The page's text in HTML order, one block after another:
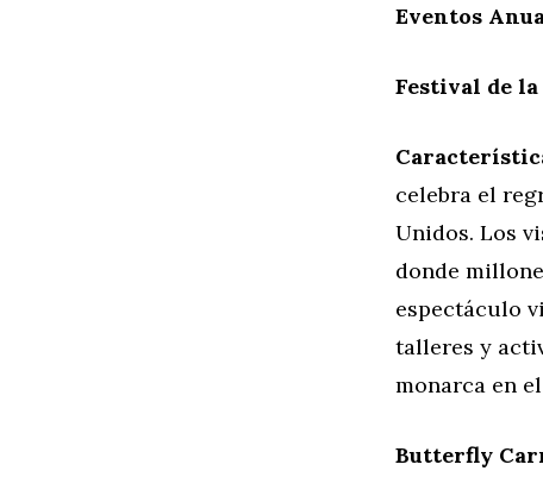
Eventos
Festival de
celebra el
Unidos. Los
donde
espectáculo
talleres y
monarca en
Butterfly